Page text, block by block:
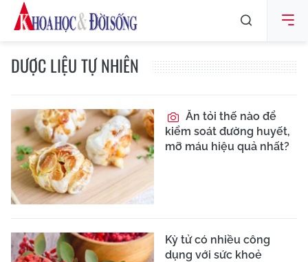
DƯỢC LIỆU TỰ NHIÊN
Ăn tỏi thế nào để
kiểm soát đường huyết,
mỡ máu hiệu quả nhất?
Kỳ tử có nhiều công
dụng với sức khoẻ